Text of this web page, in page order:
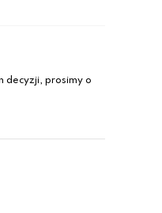
decyzji, prosimy o